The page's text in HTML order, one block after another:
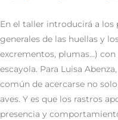
En el taller introducirá a los
generales de las huellas y
excrementos, plumas…)
escayola. Para Luisa
común de acercarse no
aves. Y es que los rastros
presencia y